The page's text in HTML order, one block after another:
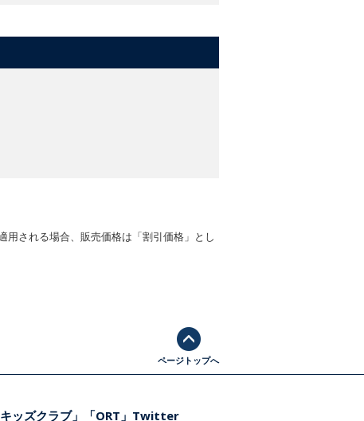
される場合、販売価格は「割引価格」とし
ページトップへ
キッズクラブ」「ORT」Twitter